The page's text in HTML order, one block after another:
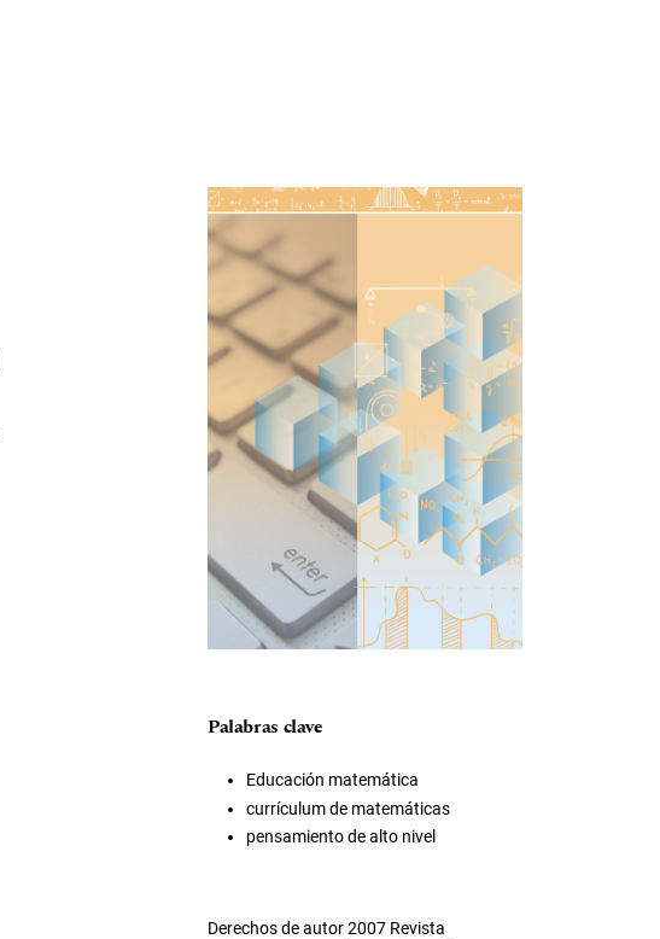
Imagen de portada
Palabras clave
Educación matemática
currículum de matemáticas
pensamiento de alto nivel
Derechos de autor 2007 Revista